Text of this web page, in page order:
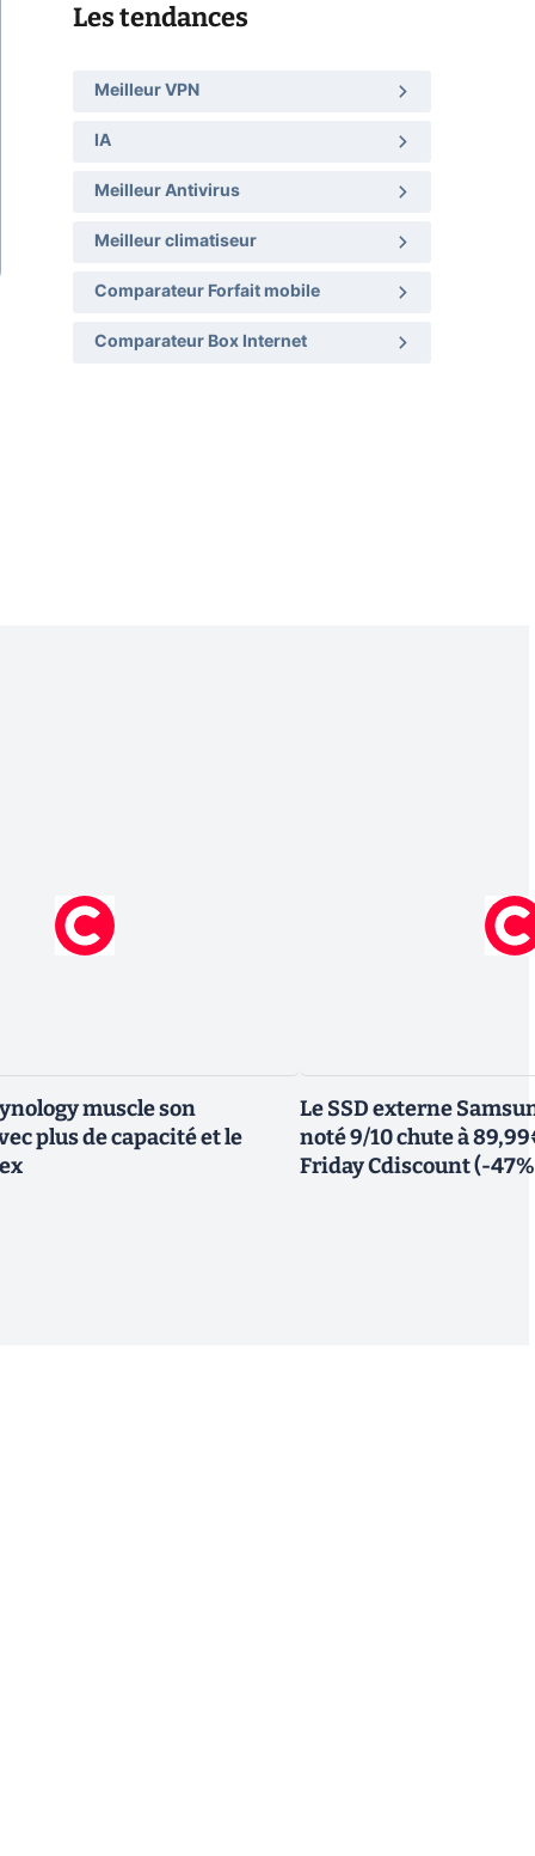
Les tendances
Meilleur VPN
IA
Meilleur Antivirus
Meilleur climatiseur
Comparateur Forfait mobile
Comparateur Box Internet
muscle son
plus de capacité et le
Le SSD externe
noté 9/10 chute à
Friday Cdiscount (-